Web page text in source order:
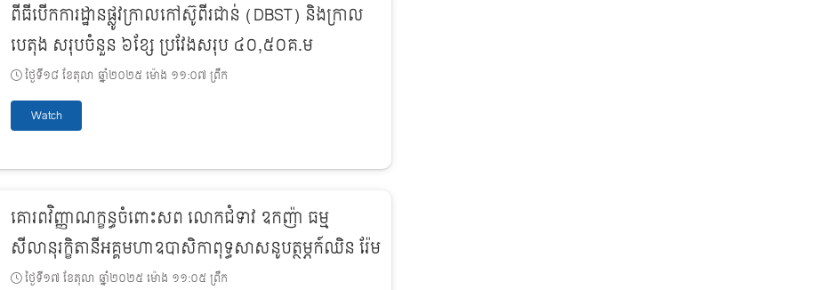
ពីធីបើកការដ្ឋានផ្លូវក្រាលកៅស៊ូពីរជាន់ (DBST) និងក្រាល
បេតុង សរុបចំនួន ៦ខ្សែ ប្រវែងសរុប ៤០,៥០គ.ម
ថ្ងៃទី១៨ ខែតុលា ឆ្នាំ២០២៥ ម៉ោង ១១:០៧ ព្រឹក
Watch
គោរពវិញ្ញាណក្ខន្ធចំពោះសព លោកជំទាវ ឧកញ៉ា ធម្ម
សីលានុរក្ខិតានីអគ្គមហាឧបាសិកាពុទ្ធសាសនូបត្ថម្ភក៍ឈិន រ៉ែម
ថ្ងៃទី១៧ ខែតុលា ឆ្នាំ២០២៥ ម៉ោង ១១:០៥ ព្រឹក